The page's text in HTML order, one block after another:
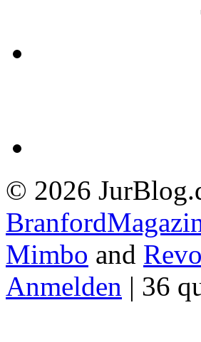
© 2026
Mimbo and
Anmelden | 36